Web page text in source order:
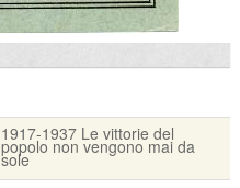
1917-1937 Le vittorie del
popolo non vengono mai da
sole